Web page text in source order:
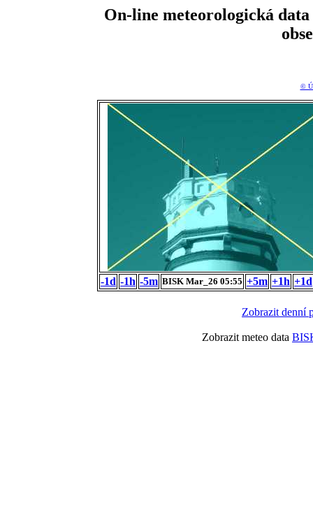
On-line meteorologická
©
-1d -1h -5m BISK Mar_26 05:55 +5m +1h +1d
Zobrazit denní
Zobrazit meteo data